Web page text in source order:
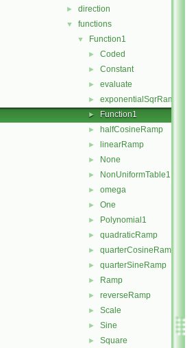
► direction
▼ functions
▼ Function1
► Coded
► Constant
► evaluate
► exponentialSqrRamp
► Function1
► halfCosineRamp
► linearRamp
► None
► NonUniformTable1
► omega
► One
► Polynomial1
► quadraticRamp
► quarterCosineRamp
► quarterSineRamp
► Ramp
► reverseRamp
► Scale
► Sine
► Square